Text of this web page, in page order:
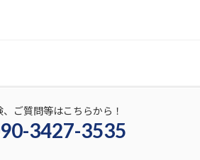
、ご質問等はこちらから！
3427-3535